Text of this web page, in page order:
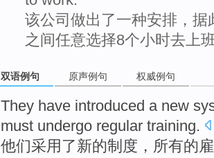
该公司做出了一种安排，
之间任意选择8个小时去上
双语例句 原声例句 权威例句
They have introduced a new
must undergo regular training.
他们采用 了新的制度 ， 所有的